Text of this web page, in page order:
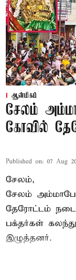
ஆன்மிகம்
சேலம்
கோவில்
Published on: 07 Aug
சேலம்,
சேலம்
தேரோட்டம்
பக்தர்கள்
இழுத்தனர்.